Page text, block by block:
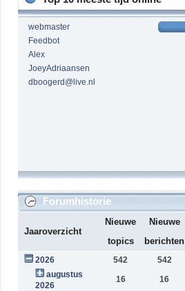
webmaster
Feedbot
Alex
JoeyAdriaansen
dboogerd@live.nl
Forumhistorie
Jaaroverzicht
Nieuwe
topics
Nieuwe
berichten
2026 542 542
augustus
2026
16 16